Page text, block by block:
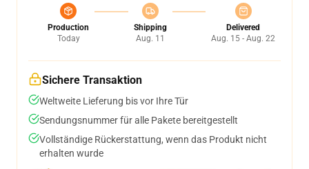
Production
Today
Shipping
Aug. 11
Delivered
Aug. 15 - Aug. 22
Sichere Transaktion
Weltweite Lieferung bis vor Ihre Tür
Sendungsnummer für alle Pakete bereitgestellt
Vollständige Rückerstattung, wenn das Produkt nicht
erhalten wurde